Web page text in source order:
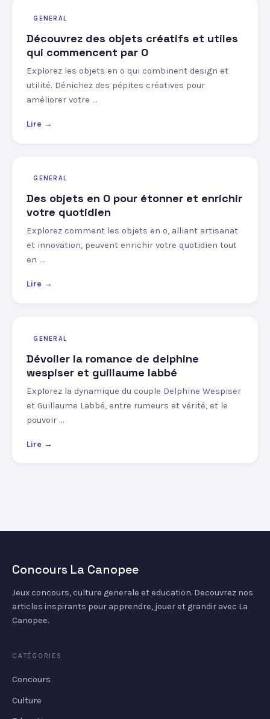
GENERAL
Découvrez des objets créatifs et utiles
qui commencent par O
Explorez les objets en o qui combinent design et
utilité. Dénichez des pépites créatives pour
améliorer votre …
Lire →
GENERAL
Des objets en O pour étonner et enrichir
votre quotidien
Explorez comment les objets en o, alliant artisanat
et innovation, peuvent enrichir votre quotidien tout
en …
Lire →
GENERAL
Dévoiler la romance de delphine
wespiser et guillaume labbé
Explorez la dynamique du couple Delphine Wespiser
et Guillaume Labbé, entre rumeurs et vérité, et le
pouvoir …
Lire →
Concours La Canopee
Jeux concours, culture generale et education. Decouvrez nos
articles inspirants pour apprendre, jouer et grandir avec La
Canopee.
CATÉGORIES
Concours
Culture